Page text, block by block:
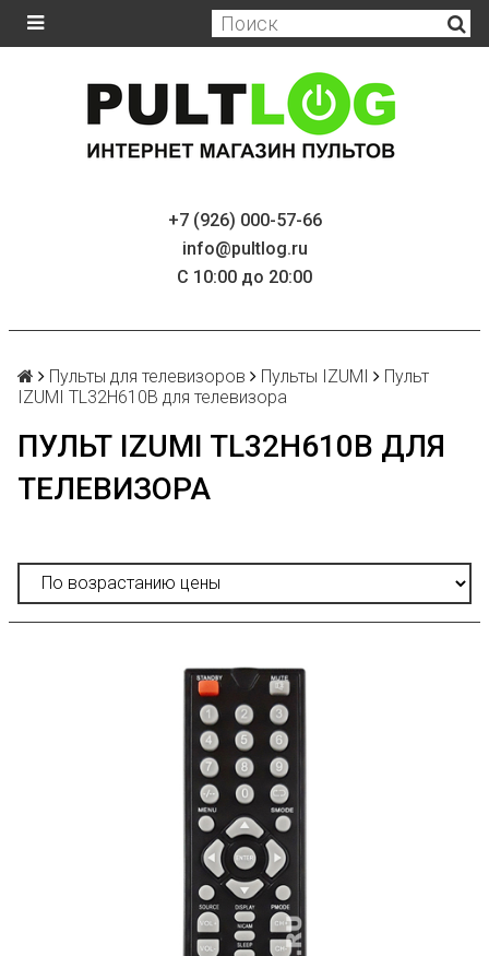
+7 (926) 000-57-66
info@pultlog.ru
С 10:00 до 20:00
Пульты для телевизоров Пульты IZUMI
Пульт
IZUMI TL32H610B для телевизора
ПУЛЬТ IZUMI TL32H610B ДЛЯ
ТЕЛЕВИЗОРА